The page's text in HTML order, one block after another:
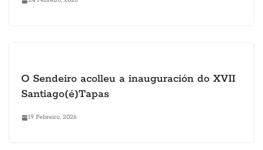
O Sendeiro acolleu a inauguración do XVII
Santiago(é)Tapas
19 Febreiro, 2026